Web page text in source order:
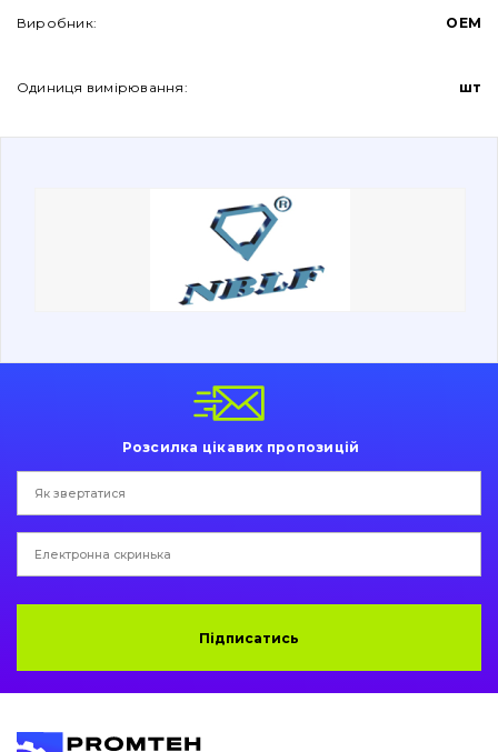
Контакти
Вакансії
Фільтри та мастильні матеріали
Захист (ковша, адаптера)
Пальці та Втулки
Гідравліка
написати
листа
Виробник: OEM
Одиниця вимірювання: шт
Розсилка цікавих пропозицій
Підписатись